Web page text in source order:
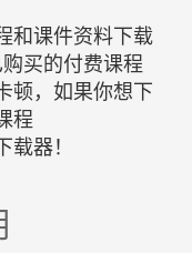
和课件资料下载
买的付费课程
顿，如果你想下
程
载器！